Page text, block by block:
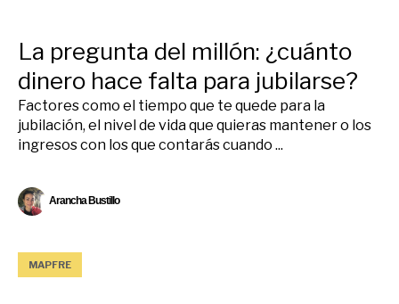
La pregunta del millón: ¿cuánto
dinero hace falta para jubilarse?
Factores como el tiempo que te quede para la
jubilación, el nivel de vida que quieras mantener o los
ingresos con los que contarás cuando ...
Arancha Bustillo
MAPFRE